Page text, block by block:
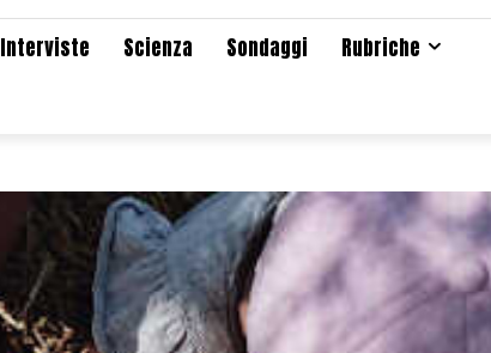
Interviste Scienza Sondaggi
Rubriche